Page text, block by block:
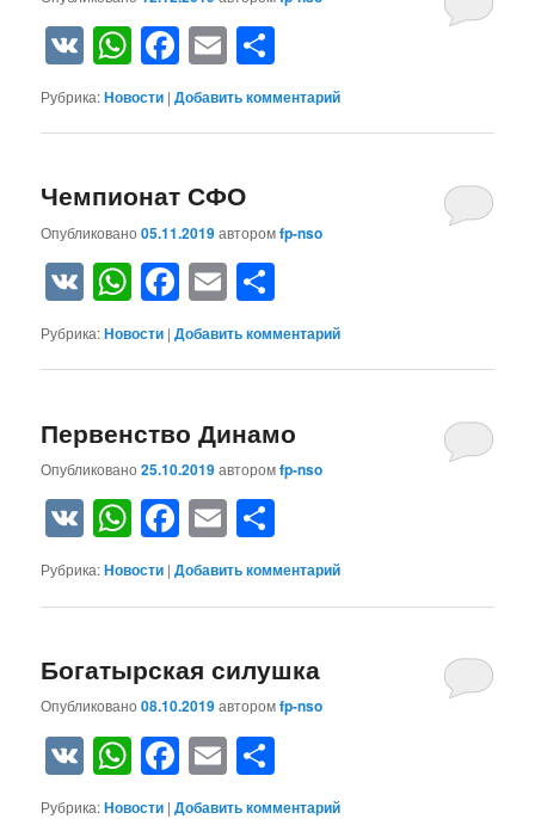
VKWhatsApp
Facebook
Email
Рубрика:Новости |Добавить комментарий
Чемпионат СФО
Опубликовано05.11.2019авторомfp-nso
VKWhatsApp
Facebook
Email
Рубрика:Новости |Добавить комментарий
Первенство Динамо
Опубликовано25.10.2019авторомfp-nso
VKWhatsApp
Facebook
Email
Рубрика:Новости |Добавить комментарий
Богатырская силушка
Опубликовано08.10.2019авторомfp-nso
VKWhatsApp
Facebook
Email
Рубрика:Новости |Добавить комментарий